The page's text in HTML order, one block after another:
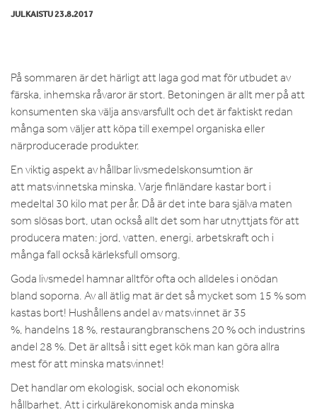
JULKAISTU 23.8.2017
På sommaren är det härligt att laga god mat för utbudet av
färska, inhemska råvaror är stort. Betoningen är allt mer på att
konsumenten ska välja ansvarsfullt och det är faktiskt redan
många som väljer att köpa till exempel organiska eller
närproducerade produkter.
En viktig aspekt av hållbar livsmedelskonsumtion är
att matsvinnetska minska. Varje finländare kastar bort i
medeltal 30 kilo mat per år. Då är det inte bara själva maten
som slösas bort, utan också allt det som har utnyttjats för att
producera maten: jord, vatten, energi, arbetskraft och i
många fall också kärleksfull omsorg.
Goda livsmedel hamnar alltför ofta och alldeles i onödan
bland soporna. Av all ätlig mat är det så mycket som 15 % som
kastas bort! Hushållens andel av matsvinnet är 35
%, handelns 18 %, restaurangbranschens 20 % och industrins
andel 28 %. Det är alltså i sitt eget kök man kan göra allra
mest för att minska matsvinnet!
Det handlar om ekologisk, social och ekonomisk
hållbarhet. Att i cirkulärekonomisk anda minska